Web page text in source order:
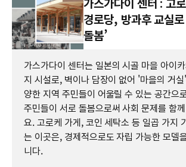
가스가다이 센터 : 고
경로당, 방과후 교실
돌봄’
가스가다이 센터는 일본의 시골 마을 아이
지 시설로, 벽이나 담장이 없어 '마을의 거
양한 지역 주민들이 어울릴 수 있는 공간으
주민들이 서로 돌봄으로써 사회 문제를 함
요. 고로케 가게, 코인 세탁소 등 일곱 가지
는 이곳은, 경제적으로도 자립 가능한 모델
니다.